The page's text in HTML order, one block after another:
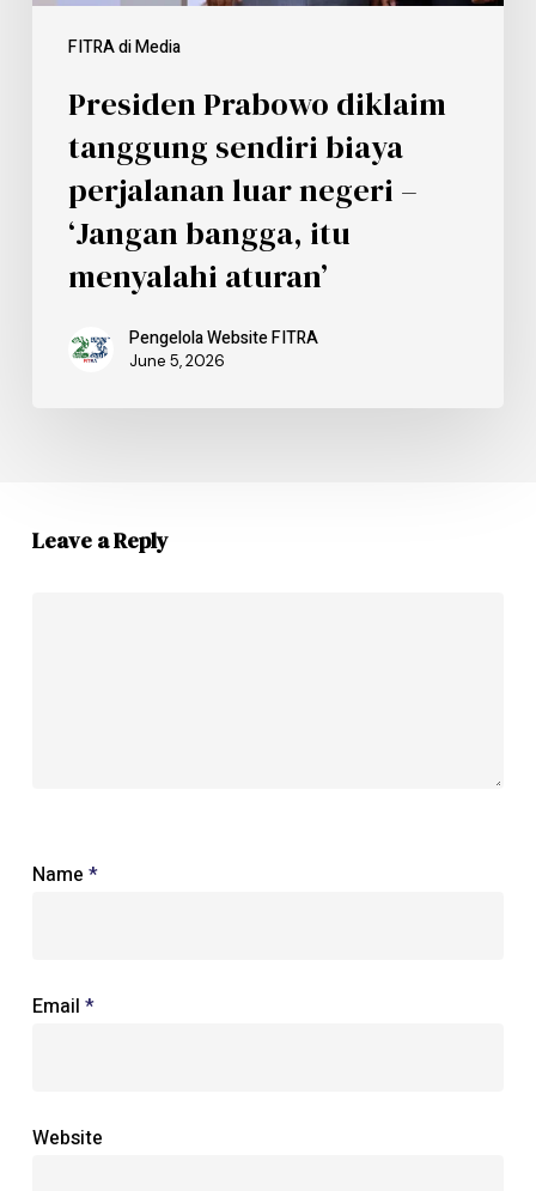
FITRA di Media
Presiden Prabowo diklaim
tanggung sendiri biaya
perjalanan luar negeri –
‘Jangan bangga, itu
menyalahi aturan’
Pengelola Website FITRA
June 5, 2026
Leave a Reply
Name *
Email *
Website